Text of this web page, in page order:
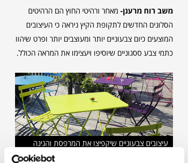
משב רוח מרענן- מאחר ורהיטי החוץ הם הרהיטים
הסלונים החדשים לתקופת הקיץ ניראה כי העיצובים
המוצעים כיום צבעוניים יותר ומעוצבים יותר ופרט שיהוו
כתמי צבע ססגוניים שיוסיפו ויעצימו את המראה הכולל.
עיצובים צבעוניים שיקפיצו את המרפסת והגינה